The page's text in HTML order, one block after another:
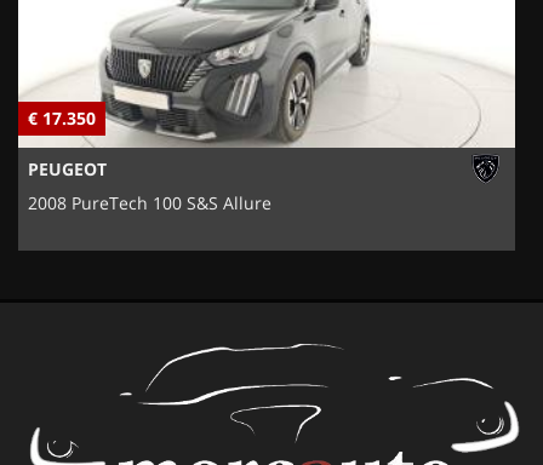
€ 17.350
PEUGEOT
2008 PureTech 100 S&S Allure